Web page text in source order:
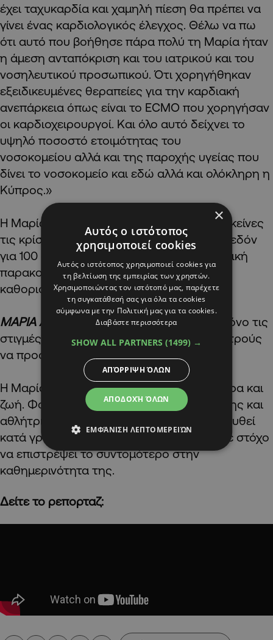
έχει ταχυκαρδία και χαμηλή πίεση θα πρέπει να
γίνει ένας καρδιολογικός έλεγχος. Θέλω να πω
ότι αυτό που βοήθησε πάρα πολύ τη Μαρία ήταν
η άμεση ανταπόκριση και του ιατρικού και του
νοσηλευτικού προσωπικού. Ότι χορηγήθηκαν
εξειδικευμένες θεραπείες για την καρδιακή
ανεπάρκεια όπως είναι το ECMO που χορηγήσαν
οι καρδιοχειρουργοί. Και όλο αυτό δείχνει το
υψηλό ποσοστό ετοιμότητας του
νοσοκομείου αλλά και της παροχής υγείας που
δίνει το νοσοκομείο και εδώ αλλά και ολόκληρη η
Κύπρος.»
Η Μαρία Ανδρέου θυμάται ελάχιστα από εκείνες
τις κρίσιμες ώρες. Παρέμεινε σε ECMO σχεδόν
για 100 συνεχείς ώρες, υπό αδιάκοπη ιατρική
παρακολούθηση, ενώ κάθε στιγμή ήταν
καθοριστική για την ανάρρωσή της.
ΜΑΡΙΑ ΑΝΔΡΕΟΥ / Ασθενής:«Θυμούμαι μόνο τις
στιγμές που ξύπνησα και έβλεπα τους γιατρούς
να προσπαθούν να είμαι εδώ τώρα.»
Η Μαρία είναι ένα νέο κορίτσι γεμάτο όνειρα και
ζωή. Φοιτήτρια προ δημοτικής εκπαίδευσης και
αθλήτρια καράτε. Πήρε εξιτήριο και ακολουθεί
κατά γράμμα τις συστάσεις των ιατρών με στόχο
να επιστρέψει το συντομότερο στην
καθημερινότητα της.
Δείτε το ρεπορταζ:
×
Αυτός ο ιστότοπος
χρησιμοποιεί cookies
Αυτός ο ιστότοπος χρησιμοποιεί cookies για
τη βελτίωση της εμπειρίας των χρηστών.
Χρησιμοποιώντας τον ιστότοπό μας, παρέχετε
τη συγκατάθεσή σας για όλα τα cookies
σύμφωνα με την Πολιτική μας για τα cookies.
Διαβάστε περισσότερα
SHOW ALL PARTNERS (1499) →
ΑΠΟΔΟΧΉ ΌΛΩΝ
ΑΠΌΡΡΙΨΗ ΌΛΩΝ
ΕΜΦΆΝΙΣΗ ΛΕΠΤΟΜΕΡΕΙΏΝ